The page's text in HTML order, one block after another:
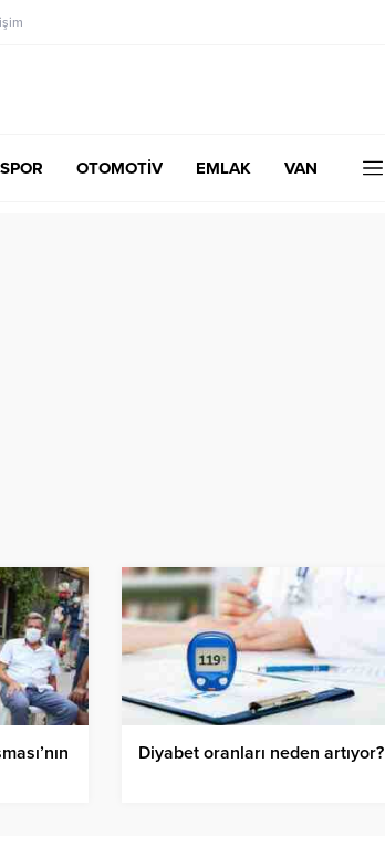
SPOR OTOMOTİV EMLAK VAN
Diyabet oranları neden artıyor?